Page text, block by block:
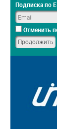
Подписка по
Отменить